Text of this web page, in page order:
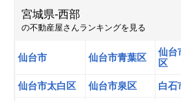
不動産会社向け情報
宮城県-西部
の不動産屋さんランキングを見る
仙台市 仙台市青葉区
仙台
区
仙台市太白区 仙台市泉区 白石